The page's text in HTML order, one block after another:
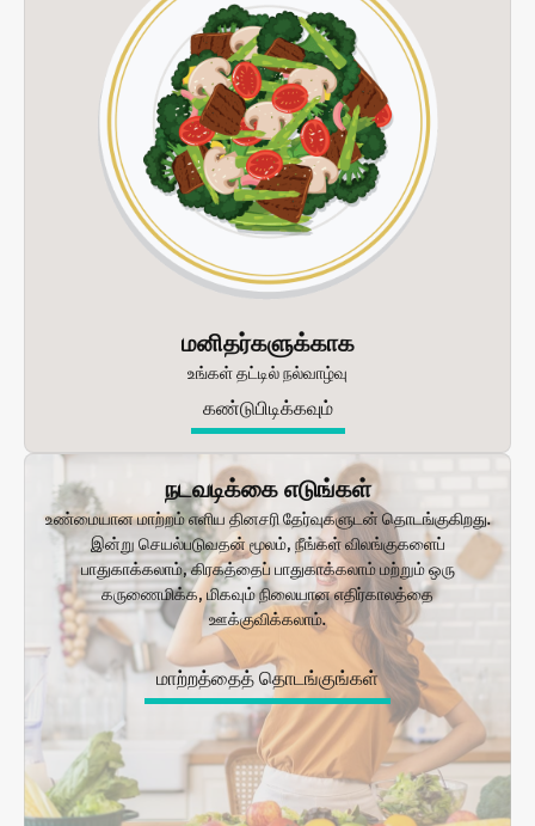
மனிதர்களுக்காக
உங்கள் தட்டில் நல்வாழ்வு
கண்டுபிடிக்கவும்
நடவடிக்கை எடுங்கள்
உண்மையான மாற்றம் எளிய தினசரி தேர்வுகளுடன் தொடங்குகிறது.
இன்று செயல்படுவதன் மூலம், நீங்கள் விலங்குகளைப்
பாதுகாக்கலாம், கிரகத்தைப் பாதுகாக்கலாம் மற்றும் ஒரு
கருணைமிக்க, மிகவும் நிலையான எதிர்காலத்தை
ஊக்குவிக்கலாம்.
மாற்றத்தைத் தொடங்குங்கள்